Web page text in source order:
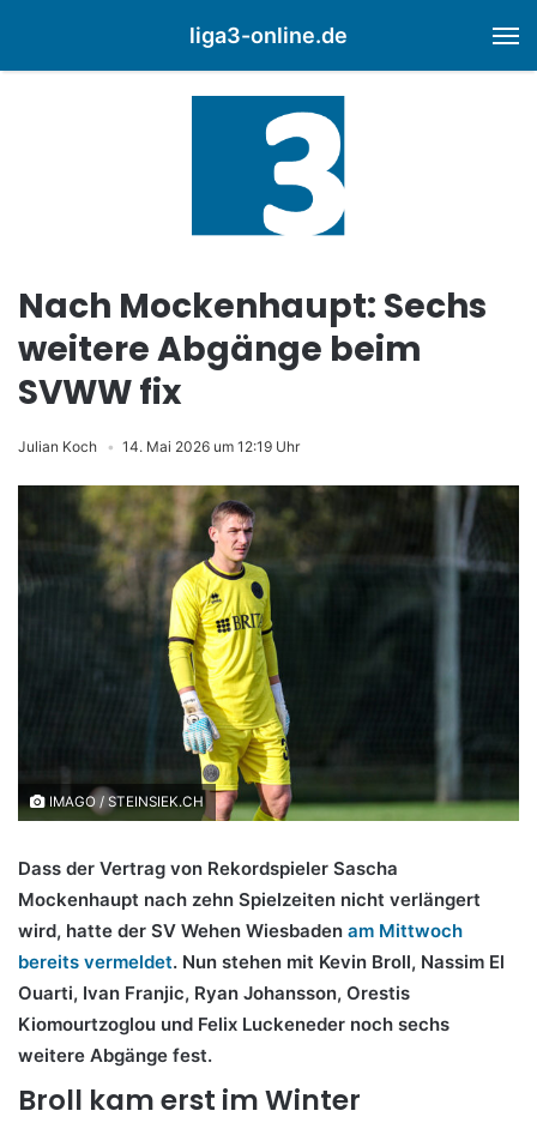
liga3-online.de
Nach Mockenhaupt: Sechs
weitere Abgänge beim
SVWW fix
Julian Koch 14. Mai 2026 um 12:19 Uhr
IMAGO / STEINSIEK.CH
Dass der Vertrag von Rekordspieler Sascha
Mockenhaupt nach zehn Spielzeiten nicht verlängert
wird, hatte der SV Wehen Wiesbaden am Mittwoch
bereits vermeldet. Nun stehen mit Kevin Broll, Nassim El
Ouarti, Ivan Franjic, Ryan Johansson, Orestis
Kiomourtzoglou und Felix Luckeneder noch sechs
weitere Abgänge fest.
Broll kam erst im Winter